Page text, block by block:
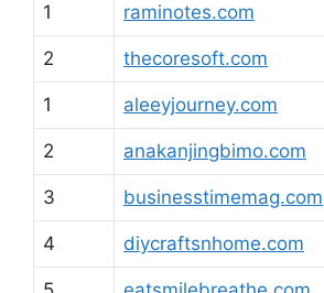
1 raminotes.com
2 thecoresoft.com
1 aleeyjourney.com
2 anakanjingbimo.com
3 businesstimemag.com
4 diycraftsnhome.com